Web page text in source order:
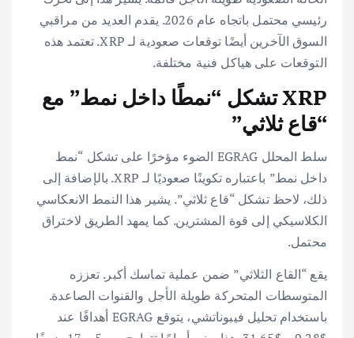
رئيسي محتمل باتجاه عام 2026. يقدم العديد من مراقبي
السوق الآخرين أيضًا توقعات صعودية لـ XRP. تعتمد هذه
التوقعات على هياكل فنية مختلفة.
XRP تشكل “نمطًا داخل نمط” مع
“قاع ثلاثي”
سلط المحلل EGRAG الضوء مؤخرًا على تشكل “نمط
داخل نمط” باعتباره تكوينًا صعوديًا لـ XRP. بالإضافة إلى
ذلك، لاحظ تشكل “قاع ثلاثي”. يشير هذا النمط الانعكاسي
الكلاسيكي إلى قوة المشترين. كما يمهد الطريق لاختراق
محتمل.
يقع “القاع الثلاثي” ضمن عملية تماسك أكبر. تعززه
المتوسطات المتحركة طويلة الأجل والقنوات الصاعدة.
باستخدام تحليل فيبوناتشي، يتوقع EGRAG أهدافًا عند